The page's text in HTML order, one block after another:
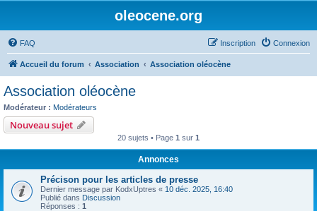
oleocene.org
FAQ Connexion
Inscription
Accueil du forum Association Association oléocène
Association oléocène
Modérateur : Modérateurs
Nouveau sujet
20 sujets • Page 1 sur 1
Annonces
Précison pour les articles de presse
Dernier message par KodxUptres « 10 déc. 2025, 16:40
Publié dans Discussion
Réponses : 1